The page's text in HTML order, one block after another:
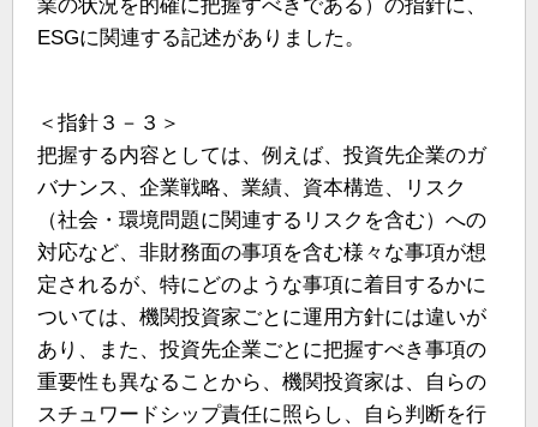
業の状況を的確に把握すべきである）の指針に、
ESGに関連する記述がありました。
＜指針３－３＞
把握する内容としては、例えば、投資先企業のガ
バナンス、企業戦略、業績、資本構造、リスク
（社会・環境問題に関連するリスクを含む）への
対応など、非財務面の事項を含む様々な事項が想
定されるが、特にどのような事項に着目するかに
ついては、機関投資家ごとに運用方針には違いが
あり、また、投資先企業ごとに把握すべき事項の
重要性も異なることから、機関投資家は、自らの
スチュワードシップ責任に照らし、自ら判断を行